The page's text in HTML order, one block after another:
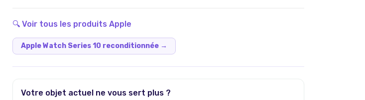
🔍 Voir tous les produits Apple
Apple Watch Series 10 reconditionnée→
Votre objet actuel ne vous sert plus ?